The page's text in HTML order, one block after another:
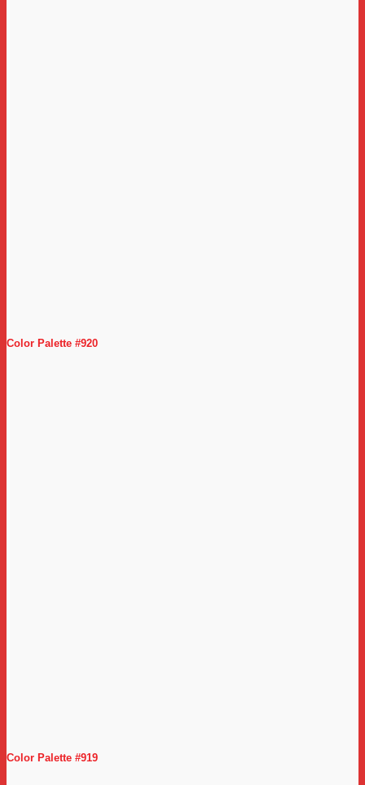
Color Palette #920
Color Palette #919